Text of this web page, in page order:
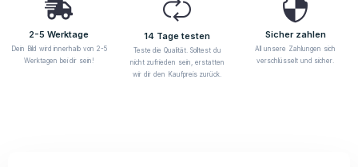
2-5 Werktage
Dein Bild wird innerhalb von 2-5
Werktagen bei dir sein!
14 Tage testen
Teste die Qualität. Solltest du
nicht zufrieden sein, erstatten
wir dir den Kaufpreis zurück.
Sicher zahlen
All unsere Zahlungen sich
verschlüsselt und sicher.